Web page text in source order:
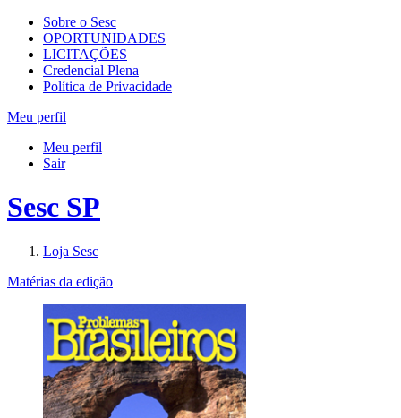
Sobre o Sesc
OPORTUNIDADES
LICITAÇÕES
Credencial Plena
Política de Privacidade
Meu perfil
Meu perfil
Sair
Sesc SP
Loja Sesc
Matérias da edição